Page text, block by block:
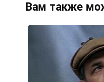
Вам также